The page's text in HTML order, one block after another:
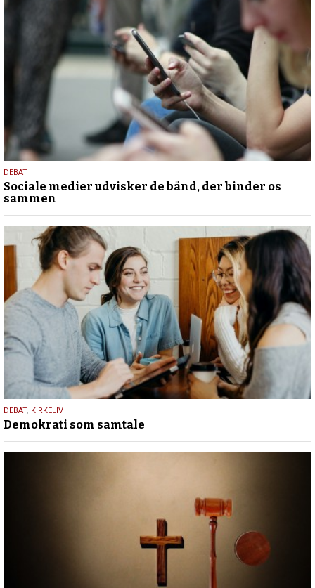
18.
maj
2026
DEBAT
Sociale medier udvisker de bånd, der binder os
sammen
18.
maj
2026
DEBAT, KIRKELIV
Demokrati som samtale